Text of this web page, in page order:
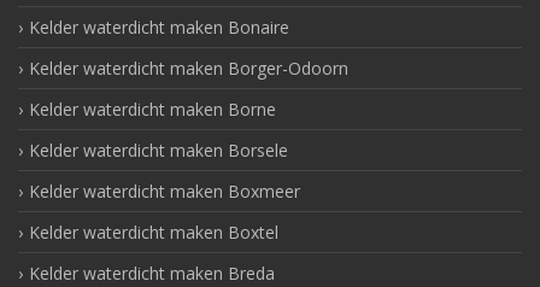
Kelder waterdicht maken Bonaire
Kelder waterdicht maken Borger-Odoorn
Kelder waterdicht maken Borne
Kelder waterdicht maken Borsele
Kelder waterdicht maken Boxmeer
Kelder waterdicht maken Boxtel
Kelder waterdicht maken Breda